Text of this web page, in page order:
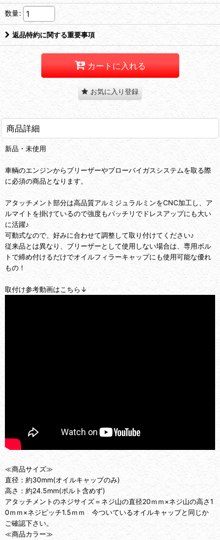
数量:
返品特約に関する重要事項
カートに入れる
お気に入り登録
商品詳細
新品・未使用
車輌のエンジンからブリーザーやブローバイガスシステムを取る際
に必須の商品となります。
アタッチメント部分は高品質アルミジュラルミンをCNC加工し、ア
ルマイトを掛けているので強度もバッチリでドレスアップにも大い
に活躍♪
可動式なので、好みに合わせて調整して取り付けてください♪
従来品とは異なり、ブリーザーとして使用しない場合は、専用ボル
トで締め付けるだけでオイルフィラーキャップにも使用可能な優れ
もの！
取付け参考動画はこちら↓
≪商品サイズ≫
直径：約30mm(オイルキャップのみ)
高さ：約24.5mm(ボルト含めず)
アタッチメントのネジサイズ＝ネジ山の直径20ｍｍ×ネジ山の高さ1
0ｍｍ×ネジピッチ1.5ｍｍ 今ついているオイルキャップと同じか
ご確認下さい。
≪商品カラー≫